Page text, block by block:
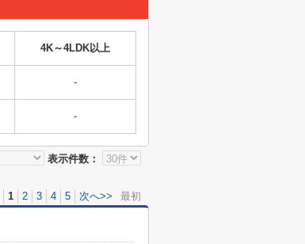
4K～4LDK以上
-
-
表示件数：
1 2 3 4 5 次へ>> 最初